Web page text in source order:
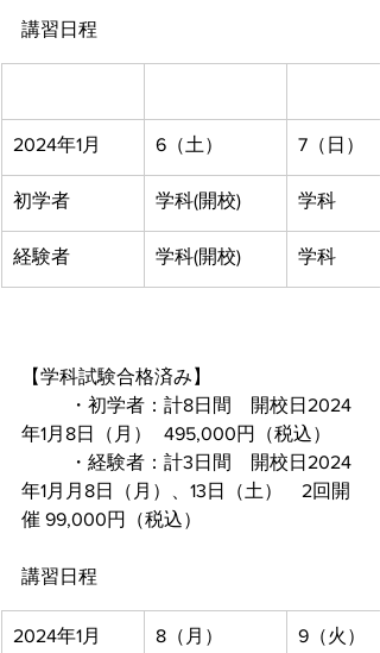
講習日程
2024年1月 6（土） 7（日）
初学者 学科(開校) 学科
経験者 学科(開校) 学科
【学科試験合格済み】
年1月8日（月）	495,000円（税込）
年1月月8日（月）、13日（土）　2回開
催 99,000円（税込）
​​講習日程
2024年1月 8（月） 9（火）